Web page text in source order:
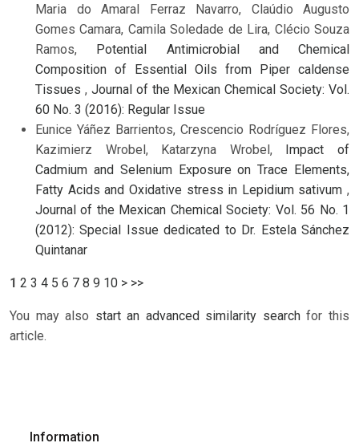
Maria do Amaral Ferraz Navarro, Claúdio Augusto
Gomes Camara, Camila Soledade de Lira, Clécio Souza
Ramos, Potential Antimicrobial and Chemical
Composition of Essential Oils from Piper caldense
Tissues , Journal of the Mexican Chemical Society: Vol.
60 No. 3 (2016): Regular Issue
Eunice Yáñez Barrientos, Crescencio Rodríguez Flores,
Kazimierz Wrobel, Katarzyna Wrobel, Impact of
Cadmium and Selenium Exposure on Trace Elements,
Fatty Acids and Oxidative stress in Lepidium sativum ,
Journal of the Mexican Chemical Society: Vol. 56 No. 1
(2012): Special Issue dedicated to Dr. Estela Sánchez
Quintanar
1 2 3 4 5 6 7 8 9 10 > >>
You may also start an advanced similarity searchfor this
article.
Information